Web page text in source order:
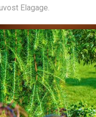
Elagage.